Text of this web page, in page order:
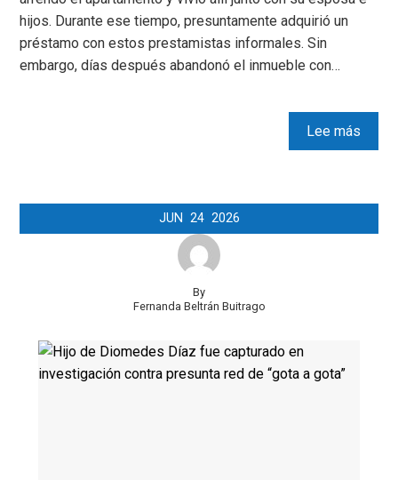
hijos. Durante ese tiempo, presuntamente adquirió un
préstamo con estos prestamistas informales. Sin
embargo, días después abandonó el inmueble con…
Lee más
JUN 24 2026
By
Fernanda Beltrán Buitrago